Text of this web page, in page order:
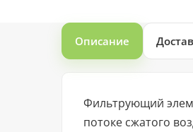
Описание
Фильтрующий
потоке сжатого